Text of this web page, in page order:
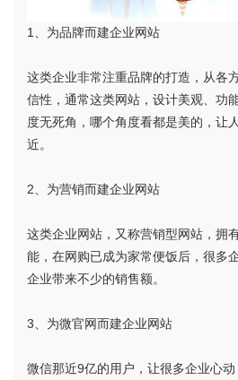
1、为品牌而建企业网站
这类企业非常注重品牌的打造，从各
信性，通常这类网站，设计美观、功
度无死角，哪个角度看都是美的，让
近。
2、为营销而建企业网站
这类企业网站，又称营销型网站，拥
能，在网购已成为家常便饭后，很多
企业带来不少的销售额。
3、为微官网而建企业网站
微信那近9亿的用户，让很多企业心